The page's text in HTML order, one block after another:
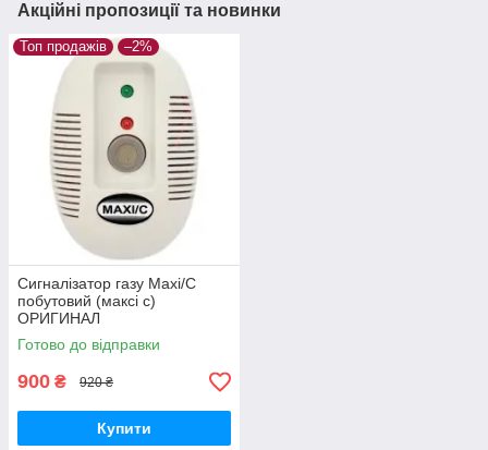
Акційні пропозиції та новинки
Топ продажів –2%
Сигналізатор газу Maxi/C
побутовий (максі с)
ОРИГИНАЛ
Готово до відправки
900 ₴ 920 ₴
Купити